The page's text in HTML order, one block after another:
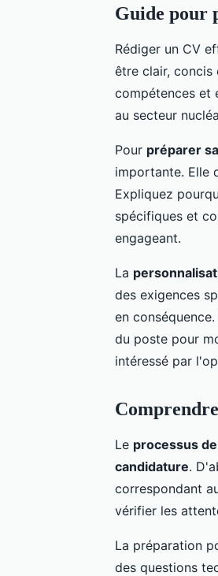
Guide pour
Rédiger un CV
être clair,
compétences et
au secteur
Pour préparer
importante. Elle
Expliquez
spécifiques et
engageant.
La
des exigences
en
du poste pour
intéressé par
Le processus
candidature.
correspondant
vérifier les
La préparation
des questions